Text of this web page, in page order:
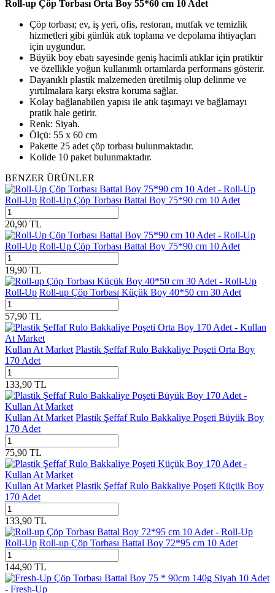
Roll-up Çöp Torbası Orta Boy 55*60 cm 10 Adet
Çöp torbası; ev, iş yeri, ofis, restoran, mutfak ve temizlik
hizmetleri gibi günlük atık toplama ve depolama ihtiyaçları
için uygundur.
Büyük boy ebatı sayesinde geniş hacimli atıklar için pratiktir
ve özellikle yoğun kullanımlı ortamlarda performans gösterir.
Dayanıklı plastik malzemeden üretilmiş olup delinme ve
yırtılmalara karşı ekstra koruma sağlar.
Kolay bağlanabilen yapısı ile atık taşımayı ve bağlamayı
pratik hale getirir.
Renk: Siyah.
Ölçü: 55 x 60 cm
Pakette 25 adet çöp torbası bulunmaktadır.
Kolide 10 paket bulunmaktadır.
BENZER ÜRÜNLER
Roll-Up Roll-Up Çöp Torbası Battal Boy 75*90 cm 10 Adet
20,90 TL
Roll-Up Roll-Up Çöp Torbası Battal Boy 75*90 cm 10 Adet
19,90 TL
Roll-Up Roll-up Çöp Torbası Küçük Boy 40*50 cm 30 Adet
57,90 TL
Kullan At Market Plastik Şeffaf Rulo Bakkaliye Poşeti Orta Boy
170 Adet
133,90 TL
Kullan At Market Plastik Şeffaf Rulo Bakkaliye Poşeti Büyük Boy
170 Adet
75,90 TL
Kullan At Market Plastik Şeffaf Rulo Bakkaliye Poşeti Küçük Boy
170 Adet
133,90 TL
Roll-Up Roll-up Çöp Torbası Battal Boy 72*95 cm 10 Adet
144,90 TL